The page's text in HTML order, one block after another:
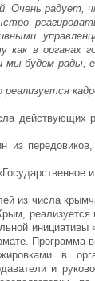
Очень радует,
в органах
мы будем рады,
действующих
из
из числа
реализуется
инициативы
Программа
в
и